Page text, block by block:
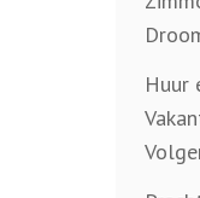
Huur